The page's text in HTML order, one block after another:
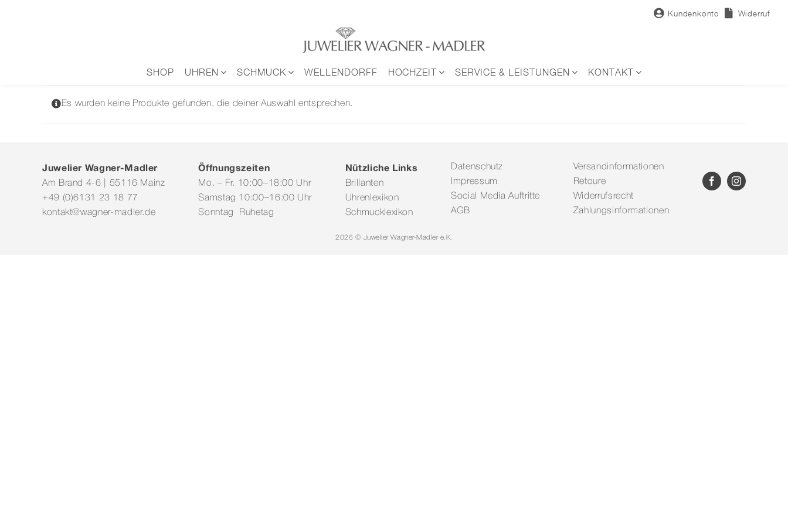
Kundenkonto Widerruf
SHOP UHREN SCHMUCK WELLENDORFF HOCHZEIT SERVICE & LEISTUNGEN KONTAKT
Es wurden keine Produkte gefunden, die deiner Auswahl entsprechen.
Juwelier Wagner-Madler
Am Brand 4-6 | 55116 Mainz
+49 (0)6131 23 18 77
kontakt@wagner-madler.de
Öffnungszeiten
Mo. – Fr. 10:00–18:00 Uhr
Samstag 10:00–16:00 Uhr
Sonntag Ruhetag
Nützliche Links
Brillanten
Uhrenlexikon
Schmucklexikon
Datenschutz
Impressum
Social Media Auftritte
AGB
Versandinformationen
Retoure
Widerrufsrecht
Zahlungsinformationen
2026 © Juwelier Wagner-Madler e.K.